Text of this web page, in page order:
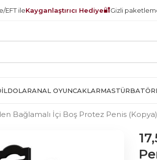
EFT ileKayganlaştırıcı Hediye🔐Gizli
ANAL OYUNCAKLARMASTÜRBATÖR
Bağlamalı İçi Boş Protez Penis (Kopya)